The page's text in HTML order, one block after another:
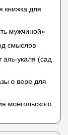
книжка для
мужчиной»
смыслов
аль-укаля (cад
о вере для
монгольского